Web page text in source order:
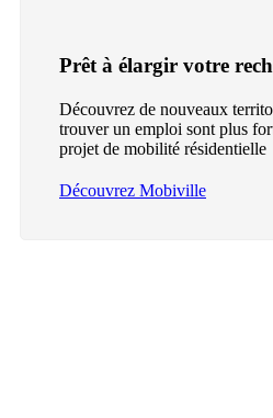
Prêt à élargir votre
Découvrez de nouveaux
trouver un emploi sont plus
projet de mobilité résidentielle
Découvrez Mobiville